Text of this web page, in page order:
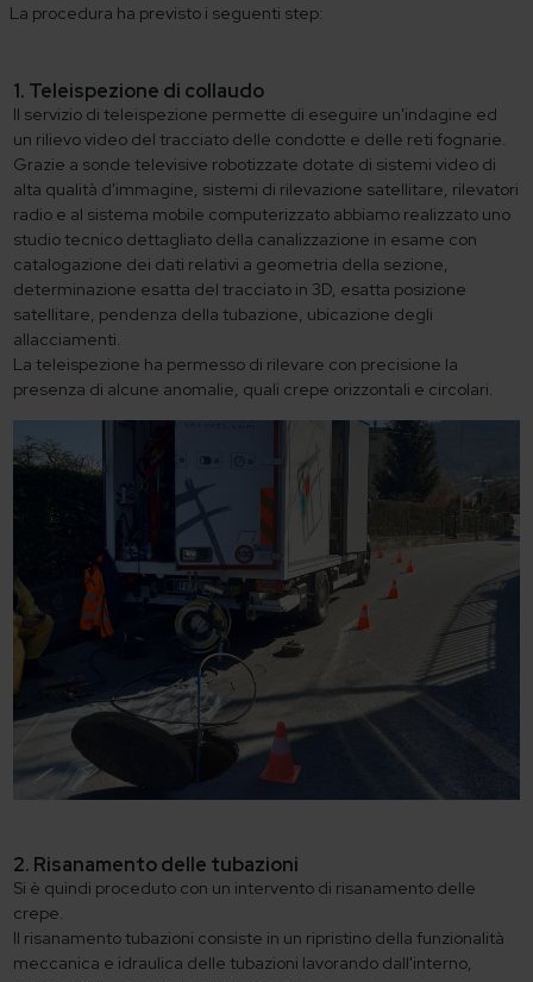
La procedura ha previsto i seguenti step:
1. Teleispezione di collaudo
Il servizio di teleispezione permette di eseguire un'indagine ed
un rilievo video del tracciato delle condotte e delle reti fognarie.
Grazie a sonde televisive robotizzate dotate di sistemi video di
alta qualità d'immagine, sistemi di rilevazione satellitare, rilevatori
radio e al sistema mobile computerizzato abbiamo realizzato uno
studio tecnico dettagliato della canalizzazione in esame con
catalogazione dei dati relativi a geometria della sezione,
determinazione esatta del tracciato in 3D, esatta posizione
satellitare, pendenza della tubazione, ubicazione degli
allacciamenti.
La teleispezione ha permesso di rilevare con precisione la
presenza di alcune anomalie, quali crepe orizzontali e circolari.
2. Risanamento delle tubazioni
Si è quindi proceduto con un intervento di risanamento delle
crepe.
Il risanamento tubazioni consiste in un ripristino della funzionalità
meccanica e idraulica delle tubazioni lavorando dall'interno,